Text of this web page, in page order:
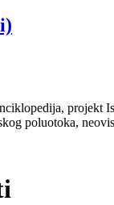
projekt
poluotoka,